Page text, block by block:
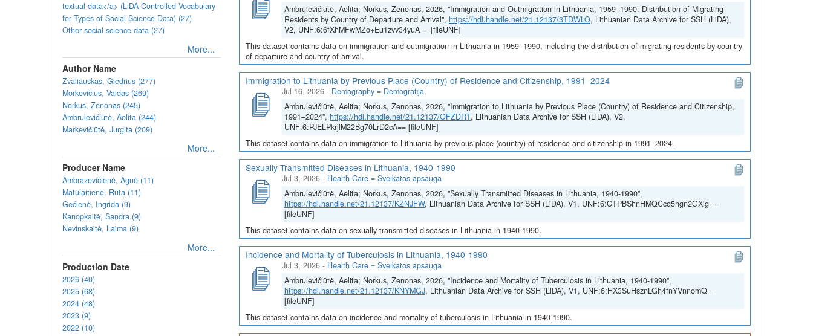
textual data</a> (LiDA Controlled Vocabulary
for Types of Social Science Data) (27)
Other social science data (27)
More...
Author Name
Žvaliauskas, Giedrius (277)
Morkevičius, Vaidas (269)
Norkus, Zenonas (245)
Ambrulevičiūtė, Aelita (244)
Markevičiūtė, Jurgita (209)
More...
Producer Name
Ambrazevičienė, Agnė (11)
Matulaitienė, Rūta (11)
Gečienė, Ingrida (9)
Kanopkaitė, Sandra (9)
Nevinskaitė, Laima (9)
More...
Production Date
2026 (40)
2025 (68)
2024 (48)
2023 (9)
2022 (10)
Ambrulevičiūtė, Aelita; Norkus, Zenonas, 2026, "Immigration and Outmigration in Lithuania, 1959–1990: Distribution of Migrating
Residents by Country of Departure and Arrival", https://hdl.handle.net/21.12137/3TDWLO, Lithuanian Data Archive for SSH (LiDA),
V2, UNF:6:6fXhMFwMZo+Eu1zvv34yuA== [fileUNF]
This dataset contains data on immigration and outmigration in Lithuania in 1959–1990, including the distribution of migrating residents by country
of departure and country of arrival.
Immigration to Lithuania by Previous Place (Country) of Residence and Citizenship, 1991–2024
Jul 16, 2026 - Demography = Demografija
Ambrulevičiūtė, Aelita; Norkus, Zenonas, 2026, "Immigration to Lithuania by Previous Place (Country) of Residence and Citizenship,
1991–2024", https://hdl.handle.net/21.12137/OFZDRT, Lithuanian Data Archive for SSH (LiDA), V2,
UNF:6:PJELPkrjlM22Bg70LrD2cA== [fileUNF]
This dataset contains data on immigration to Lithuania by previous place (country) of residence and citizenship in 1991–2024.
Sexually Transmitted Diseases in Lithuania, 1940-1990
Jul 3, 2026 - Health Care = Sveikatos apsauga
Ambrulevičiūtė, Aelita; Norkus, Zenonas, 2026, "Sexually Transmitted Diseases in Lithuania, 1940-1990",
https://hdl.handle.net/21.12137/KZNJFW, Lithuanian Data Archive for SSH (LiDA), V1, UNF:6:CTPBShnHMQCcq5ngn2GXig==
[fileUNF]
This dataset contains data on sexually transmitted diseases in Lithuania in 1940-1990.
Incidence and Mortality of Tuberculosis in Lithuania, 1940-1990
Jul 3, 2026 - Health Care = Sveikatos apsauga
Ambrulevičiūtė, Aelita; Norkus, Zenonas, 2026, "Incidence and Mortality of Tuberculosis in Lithuania, 1940-1990",
https://hdl.handle.net/21.12137/KNYMGJ, Lithuanian Data Archive for SSH (LiDA), V1, UNF:6:HX3SuHsznLGh4fnYVnnomQ==
[fileUNF]
This dataset contains data on incidence and mortality of tuberculosis in Lithuania in 1940-1990.